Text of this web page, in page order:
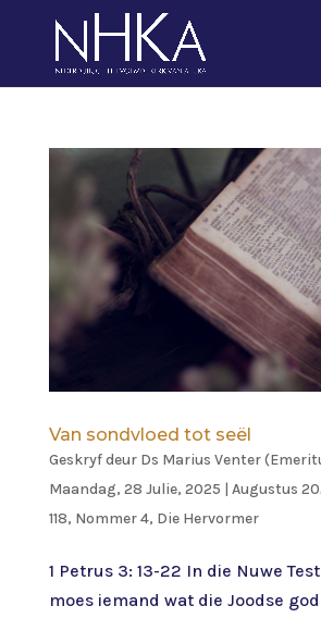
Van sondvloed tot seël
Geskryf deur Ds Marius Venter
Maandag, 28 Julie, 2025 | Augustus
118, Nommer 4, Die Hervormer
1 Petrus 3: 13-22 In die Nuwe
moes iemand wat die Joodse